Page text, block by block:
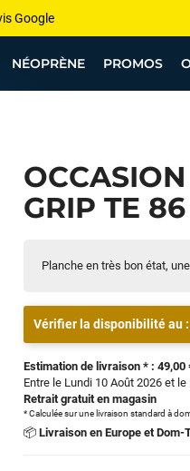
chez Funway
windsurf, wingfoil, etc...
cher ailleurs ? On s’aligne !
NÉOPRÈNE PROMOS
GRIP TE
Planche en très bon état,
Vérifier la disponibilité au :
Estimation de livraison * : 49,00
Entre le Lundi 10 Août 2026 et
Retrait gratuit en magasin
* Calculée sur une livraison standard à
📦 Livraison en Europe et Dom-